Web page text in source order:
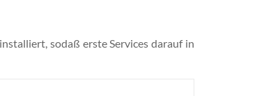
sodaß erste Services darauf in